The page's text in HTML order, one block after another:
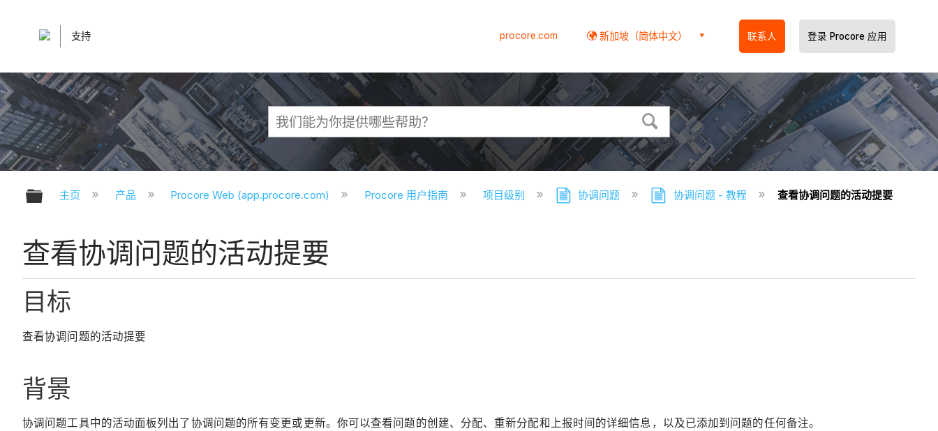
支持 procore.com 新加坡（简体中文） 联系人 登录 Procore 应用
扩展/隐缩全局层次
主页 产品 Procore Web (app.procore.com) Procore 用户指南 项目级别 协调问题 协调问题 - 教程 查看协调问题的活动提要
查看协调问题的活动提要
目标
查看协调问题的活动提要
背景
协调问题工具中的活动面板列出了协调问题的所有变更或更新。你可以查看问题的创建、分配、重新分配和上报时间的详细信息，以及已添加到问题的任何备注。